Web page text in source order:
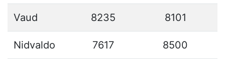
Vaud 8235 8101
Nidvaldo 7617 8500